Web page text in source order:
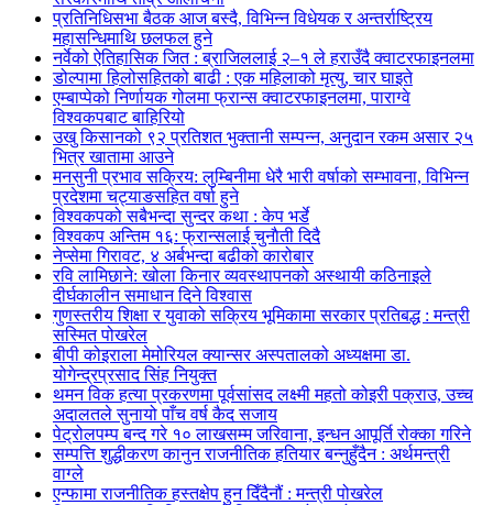
प्रतिनिधिसभा बैठक आज बस्दै, विभिन्न विधेयक र अन्तर्राष्ट्रिय
महासन्धिमाथि छलफल हुने
नर्वेको ऐतिहासिक जित : ब्राजिललाई २–१ ले हराउँदै क्वाटरफाइनलमा
डोल्पामा हिलोसहितको बाढी : एक महिलाको मृत्यु, चार घाइते
एम्बाप्पेको निर्णायक गोलमा फ्रान्स क्वाटरफाइनलमा, पाराग्वे
विश्वकपबाट बाहिरियो
उखु किसानको ९२ प्रतिशत भुक्तानी सम्पन्न, अनुदान रकम असार २५
भित्र खातामा आउने
मनसुनी प्रभाव सक्रिय: लुम्बिनीमा धेरै भारी वर्षाको सम्भावना, विभिन्न
प्रदेशमा चट्याङसहित वर्षा हुने
विश्वकपको सबैभन्दा सुन्दर कथा : केप भर्डे
विश्वकप अन्तिम १६: फ्रान्सलाई चुनाैती दिदै
नेप्सेमा गिरावट, ४ अर्बभन्दा बढीको कारोबार
रवि लामिछाने: खोला किनार व्यवस्थापनको अस्थायी कठिनाइले
दीर्घकालीन समाधान दिने विश्वास
गुणस्तरीय शिक्षा र युवाको सक्रिय भूमिकामा सरकार प्रतिबद्ध : मन्त्री
सस्मित पोखरेल
बीपी कोइराला मेमोरियल क्यान्सर अस्पतालको अध्यक्षमा डा.
योगेन्द्रप्रसाद सिंह नियुक्त
थमन विक हत्या प्रकरणमा पूर्वसांसद लक्ष्मी महतो कोइरी पक्राउ, उच्च
अदालतले सुनायो पाँच वर्ष कैद सजाय
पेट्रोलपम्प बन्द गरे १० लाखसम्म जरिवाना, इन्धन आपूर्ति रोक्का गरिने
सम्पत्ति शुद्धीकरण कानुन राजनीतिक हतियार बन्नुहुँदैन : अर्थमन्त्री
वाग्ले
एन्फामा राजनीतिक हस्तक्षेप हुन दिँदैनौं : मन्त्री पोखरेल